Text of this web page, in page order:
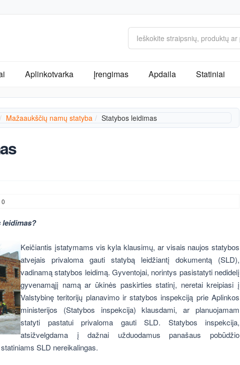
Aplinkotvarka Įrengimas Apdaila Statiniai
Mažaaukščių namų statyba Statybos leidimas
Keičiantis įstatymams vis kyla klausimų, ar visais naujos statybos
atvejais privaloma gauti statybą leidžiantį dokumentą (SLD),
vadinamą statybos leidimą. Gyventojai, norintys pasistatyti nedidelį
gyvenamąjį namą ar ūkinės paskirties statinį, neretai kreipiasi į
Valstybinę teritorijų planavimo ir statybos inspekciją prie Aplinkos
ministerijos (Statybos inspekcija) klausdami, ar planuojamam
statyti pastatui privaloma gauti SLD. Statybos inspekcija,
atsižvelgdama į dažnai užduodamus panašaus pobūdžio
SLD nereikalingas.